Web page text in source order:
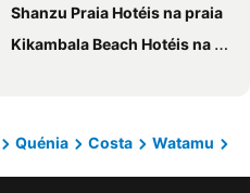
Shanzu Praia Hotéis na praia
Kikambala Beach Hotéis na praia
Quénia Costa
Watamu